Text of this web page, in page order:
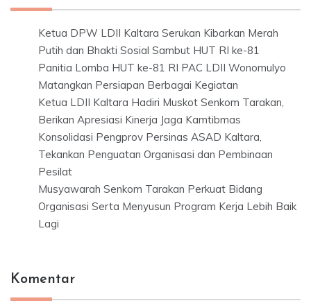
Ketua DPW LDII Kaltara Serukan Kibarkan Merah
Putih dan Bhakti Sosial Sambut HUT RI ke-81
Panitia Lomba HUT ke-81 RI PAC LDII Wonomulyo
Matangkan Persiapan Berbagai Kegiatan
Ketua LDII Kaltara Hadiri Muskot Senkom Tarakan,
Berikan Apresiasi Kinerja Jaga Kamtibmas
Konsolidasi Pengprov Persinas ASAD Kaltara,
Tekankan Penguatan Organisasi dan Pembinaan
Pesilat
Musyawarah Senkom Tarakan Perkuat Bidang
Organisasi Serta Menyusun Program Kerja Lebih Baik
Lagi
Komentar